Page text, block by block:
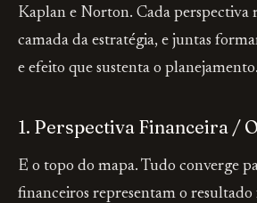
Kaplan e Norton. Cada perspectiva
camada da estratégia, e juntas
e efeito que sustenta o planejamento.
1. Perspectiva Financeira /
E o topo do mapa. Tudo converge
financeiros representam o resultado